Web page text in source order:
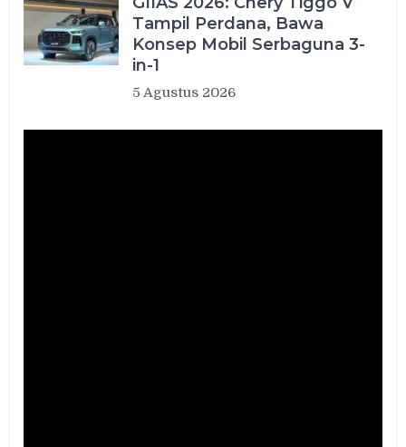
Tampil Perdana, Bawa
Konsep Mobil Serbaguna 3-
in-1
5 Agustus 2026